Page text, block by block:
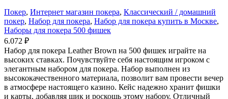
Покер, Интернет магазин покера, Классический / домашний
покер, Набор для покера, Набор для покера купить в Москве,
Наборы для покера 500 фишек
6.072 ₽
Набор для покера Leather Brown на 500 фишек играйте на
высоких ставках. Почувствуйте себя настоящим игроком с
элегантным набором для покера. Набор выполнен из
высококачественного материала, позволит вам провести вечер
в атмосфере настоящего казино. Кейс надежно хранит фишки
и карты, добавляя шик и роскошь этому набору. Отличный